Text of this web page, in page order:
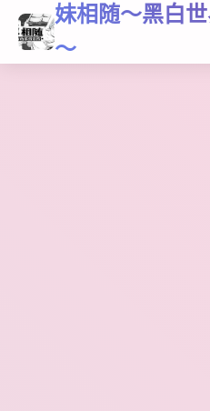
妹相随～黑白
～